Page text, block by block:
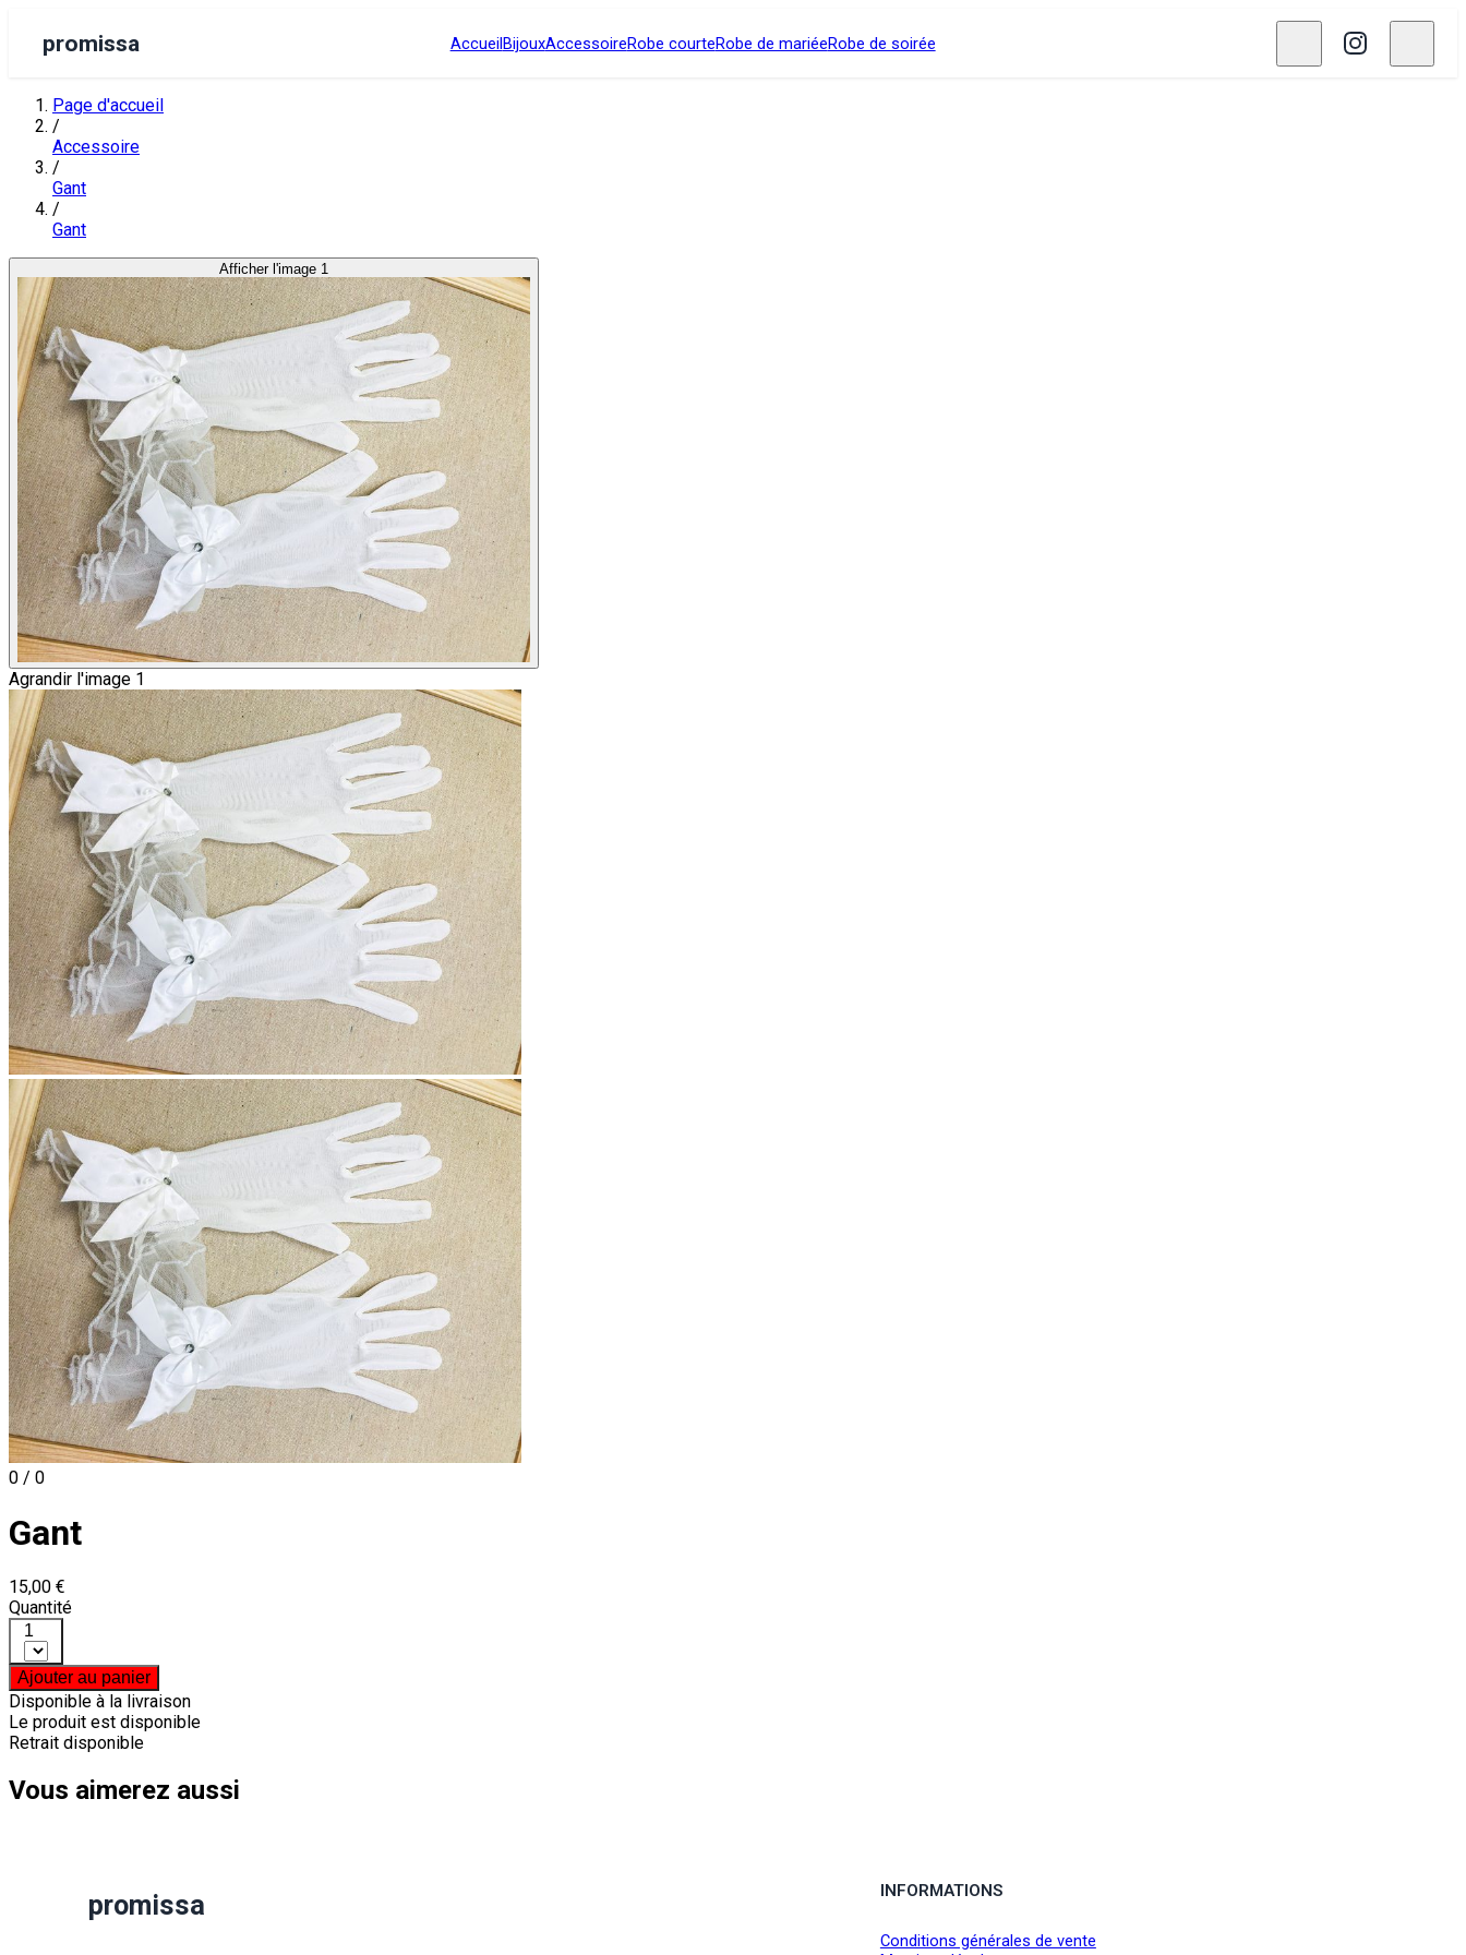
promissa AccueilBijouxAccessoireRobe courteRobe de mariéeRobe de soirée
Page d'accueil
/
Accessoire
/
Gant
/
Gant
Afficher l'image 1
Agrandir l'image 1
0 / 0
Gant
15,00 €
Quantité
1
Ajouter au panier
Disponible à la livraison
Le produit est disponible
Retrait disponible
Vous aimerez aussi
promissa INFORMATIONS
Conditions générales de vente